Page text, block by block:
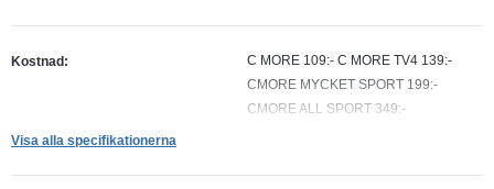
Kostnad:
C MORE 109:- C MORE TV4 139:-
CMORE MYCKET SPORT 199:-
CMORE ALL SPORT 349:-
Testperiod:
Antal skärmar samtidigt: 2 st
Visa alla specifikationerna